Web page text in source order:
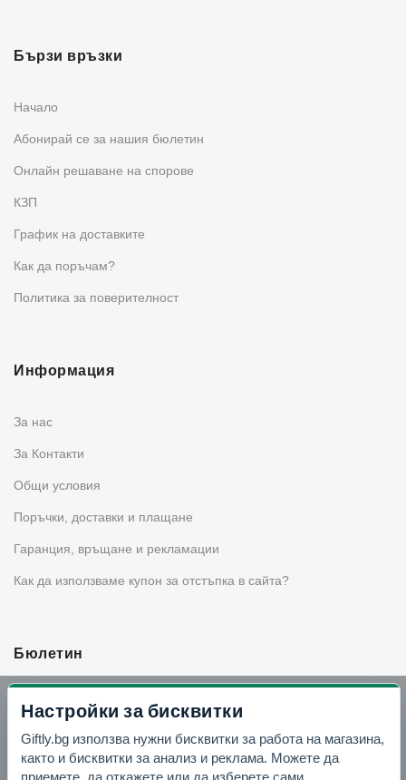
Бързи връзки
Начало
Абонирай се за нашия бюлетин
Oнлайн решаване на спорове
КЗП
График на доставките
Как да поръчам?
Политика за поверителност
Информация
За нас
За Контакти
Общи условия
Поръчки, доставки и плащане
Гаранция, връщане и рекламации
Как да използваме купон за отстъпка в сайта?
Бюлетин
Вземи -10% отстъпка в Telegram
Отвори Telegram
Настройки за бисквитки
Giftly.bg използва нужни бисквитки за работа на магазина,
както и бисквитки за анализ и реклама. Можете да
приемете, да откажете или да изберете сами.